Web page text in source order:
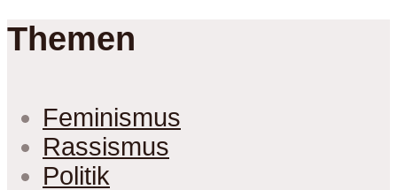
Themen
Feminismus
Rassismus
Politik